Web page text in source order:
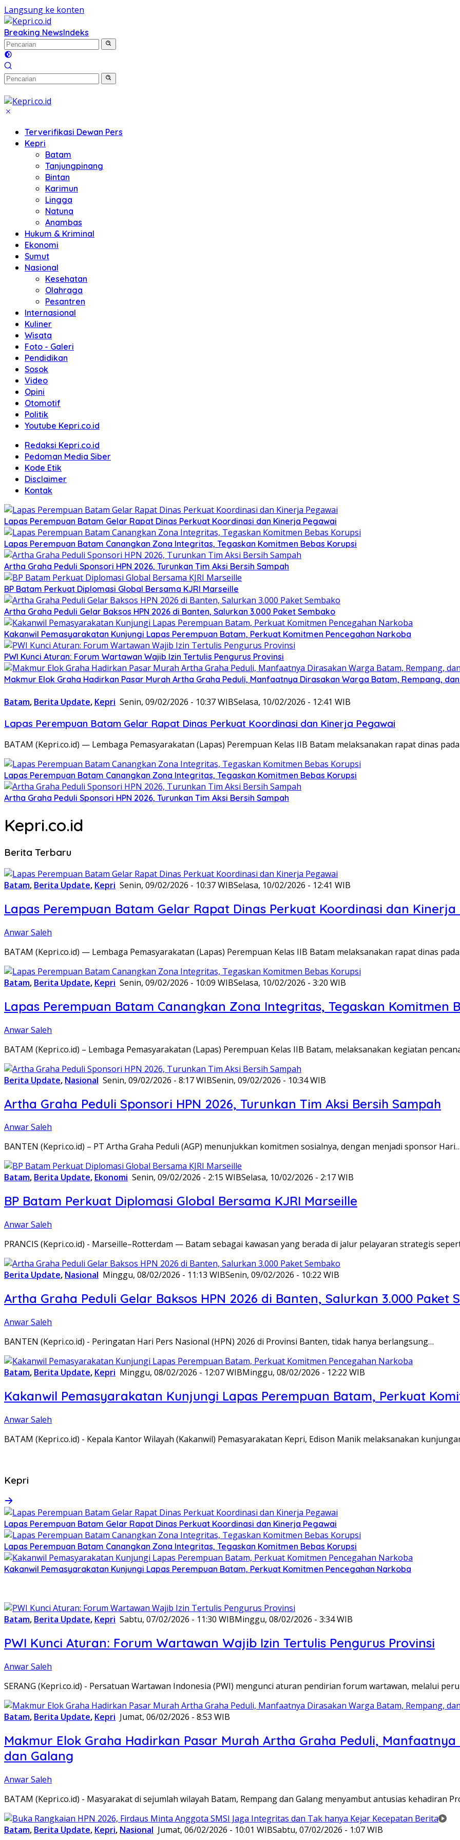
Langsung ke konten
Breaking NewsIndeks
Terverifikasi Dewan Pers
Kepri
Batam
Tanjungpinang
Bintan
Karimun
Lingga
Natuna
Anambas
Hukum & Kriminal
Ekonomi
Sumut
Nasional
Kesehatan
Olahraga
Pesantren
Internasional
Kuliner
Wisata
Foto - Galeri
Pendidikan
Sosok
Video
Opini
Otomotif
Politik
Youtube Kepri.co.id
Redaksi Kepri.co.id
Pedoman Media Siber
Kode Etik
Disclaimer
Kontak
Lapas Perempuan Batam Gelar Rapat Dinas Perkuat Koordinasi dan Kinerja Pegawai
Lapas Perempuan Batam Canangkan Zona Integritas, Tegaskan Komitmen Bebas Korupsi
Artha Graha Peduli Sponsori HPN 2026, Turunkan Tim Aksi Bersih Sampah
BP Batam Perkuat Diplomasi Global Bersama KJRI Marseille
Artha Graha Peduli Gelar Baksos HPN 2026 di Banten, Salurkan 3.000 Paket Sembako
Kakanwil Pemasyarakatan Kunjungi Lapas Perempuan Batam, Perkuat Komitmen Pencegahan Narkoba
PWI Kunci Aturan: Forum Wartawan Wajib Izin Tertulis Pengurus Provinsi
Makmur Elok Graha Hadirkan Pasar Murah Artha Graha Peduli, Manfaatnya Dirasakan Warga Batam, Rempang,
Batam, Berita Update, Kepri Senin, 09/02/2026 - 10:37 WIBSelasa, 10/02/2026 - 12:41 WIB
Lapas Perempuan Batam Gelar Rapat Dinas Perkuat Koordinasi dan Kinerja Pegawai
BATAM (Kepri.co.id) — Lembaga Pemasyarakatan (Lapas) Perempuan Kelas IIB Batam melaksanakan rapat dinas
Lapas Perempuan Batam Canangkan Zona Integritas, Tegaskan Komitmen Bebas Korupsi
Artha Graha Peduli Sponsori HPN 2026, Turunkan Tim Aksi Bersih Sampah
Kepri.co.id
Berita Terbaru
Batam, Berita Update, Kepri Senin, 09/02/2026 - 10:37 WIBSelasa, 10/02/2026 - 12:41 WIB
Lapas Perempuan Batam Gelar Rapat Dinas Perkuat Koordinasi dan Kinerja
Anwar Saleh
BATAM (Kepri.co.id) — Lembaga Pemasyarakatan (Lapas) Perempuan Kelas IIB Batam melaksanakan rapat dinas
Batam, Berita Update, Kepri Senin, 09/02/2026 - 10:09 WIBSelasa, 10/02/2026 - 3:20 WIB
Lapas Perempuan Batam Canangkan Zona Integritas, Tegaskan Komitmen
Anwar Saleh
BATAM (Kepri.co.id) – Lembaga Pemasyarakatan (Lapas) Perempuan Kelas IIB Batam, melaksanakan kegiatan
Berita Update, Nasional Senin, 09/02/2026 - 8:17 WIBSenin, 09/02/2026 - 10:34 WIB
Artha Graha Peduli Sponsori HPN 2026, Turunkan Tim Aksi Bersih Sampah
Anwar Saleh
BANTEN (Kepri.co.id) – PT Artha Graha Peduli (AGP) menunjukkan komitmen sosialnya, dengan menjadi sponsor Hari…
Batam, Berita Update, Ekonomi Senin, 09/02/2026 - 2:15 WIBSelasa, 10/02/2026 - 2:17 WIB
BP Batam Perkuat Diplomasi Global Bersama KJRI Marseille
Anwar Saleh
PRANCIS (Kepri.co.id) - Marseille–Rotterdam — Batam sebagai kawasan yang berada di jalur pelayaran strategis
Berita Update, Nasional Minggu, 08/02/2026 - 11:13 WIBSenin, 09/02/2026 - 10:22 WIB
Artha Graha Peduli Gelar Baksos HPN 2026 di Banten, Salurkan 3.000 Paket
Anwar Saleh
BANTEN (Kepri.co.id) - Peringatan Hari Pers Nasional (HPN) 2026 di Provinsi Banten, tidak hanya berlangsung…
Batam, Berita Update, Kepri Minggu, 08/02/2026 - 12:07 WIBMinggu, 08/02/2026 - 12:22 WIB
Kakanwil Pemasyarakatan Kunjungi Lapas Perempuan Batam, Perkuat
Anwar Saleh
BATAM (Kepri.co.id) - Kepala Kantor Wilayah (Kakanwil) Pemasyarakatan Kepri, Edison Manik melaksanakan
Kepri
Lapas Perempuan Batam Gelar Rapat Dinas Perkuat Koordinasi dan Kinerja Pegawai
Lapas Perempuan Batam Canangkan Zona Integritas, Tegaskan Komitmen Bebas Korupsi
Kakanwil Pemasyarakatan Kunjungi Lapas Perempuan Batam, Perkuat Komitmen Pencegahan Narkoba
Batam, Berita Update, Kepri Sabtu, 07/02/2026 - 11:30 WIBMinggu, 08/02/2026 - 3:34 WIB
PWI Kunci Aturan: Forum Wartawan Wajib Izin Tertulis Pengurus Provinsi
Anwar Saleh
SERANG (Kepri.co.id) - Persatuan Wartawan Indonesia (PWI) mengunci aturan pendirian forum wartawan, melalui
Batam, Berita Update, Kepri Jumat, 06/02/2026 - 8:53 WIB
Makmur Elok Graha Hadirkan Pasar Murah Artha Graha Peduli,
dan Galang
Anwar Saleh
BATAM (Kepri.co.id) - Masyarakat di sejumlah wilayah Batam, Rempang dan Galang menyambut antusias kehadiran
Batam, Berita Update, Kepri, Nasional Jumat, 06/02/2026 - 10:01 WIBSabtu, 07/02/2026 - 1:07 WIB